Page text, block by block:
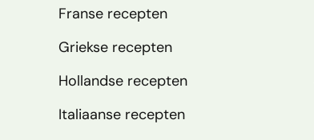
Franse recepten
Griekse recepten
Hollandse recepten
Italiaanse recepten